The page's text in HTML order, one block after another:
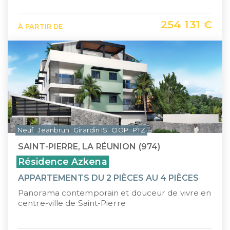
À PARTIR DE 254 131 €
SAINT-PIERRE, LA RÉUNION (974)
Résidence Azkena
APPARTEMENTS DU 2 PIÈCES AU 4 PIÈCES
Panorama contemporain et douceur de vivre en
centre-ville de Saint-Pierre
Neuf Jeanbrun Girardin IS CIOP PTZ